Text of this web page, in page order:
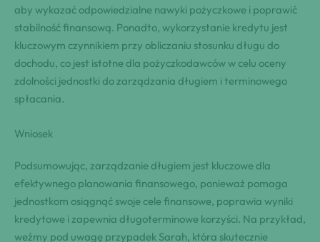
aby wykazać odpowiedzialne nawyki pożyczkowe i poprawić
stabilność finansową. Ponadto, wykorzystanie kredytu jest
kluczowym czynnikiem przy obliczaniu stosunku długu do
dochodu, co jest istotne dla pożyczkodawców w celu oceny
zdolności jednostki do zarządzania długiem i terminowego
spłacania.
Wniosek
Podsumowując, zarządzanie długiem jest kluczowe dla
efektywnego planowania finansowego, ponieważ pomaga
jednostkom osiągnąć swoje cele finansowe, poprawia wyniki
kredytowe i zapewnia długoterminowe korzyści. Na przykład,
weźmy pod uwagę przypadek Sarah, która skutecznie